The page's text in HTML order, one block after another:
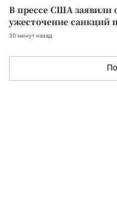
В прессе США заявили
ужесточение санкций
30 минут назад